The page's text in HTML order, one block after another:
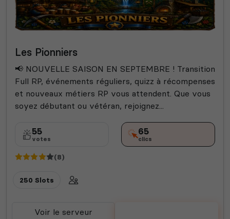
Les Pionniers
📢 NOUVELLE SAISON EN SEPTEMBRE ! Transition
Full RP, événements réguliers, quizz à récompenses
et nouveaux métiers RP vous attendent. Que vous
soyez débutant ou vétéran, rejoignez...
55
votes
65
clics
(8)
250 Slots
Voir le serveur